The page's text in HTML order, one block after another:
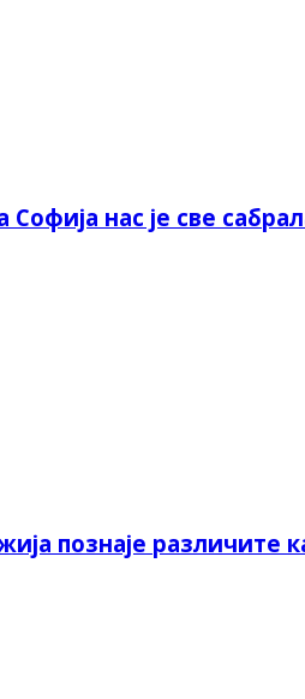
нас је све
познаје различите